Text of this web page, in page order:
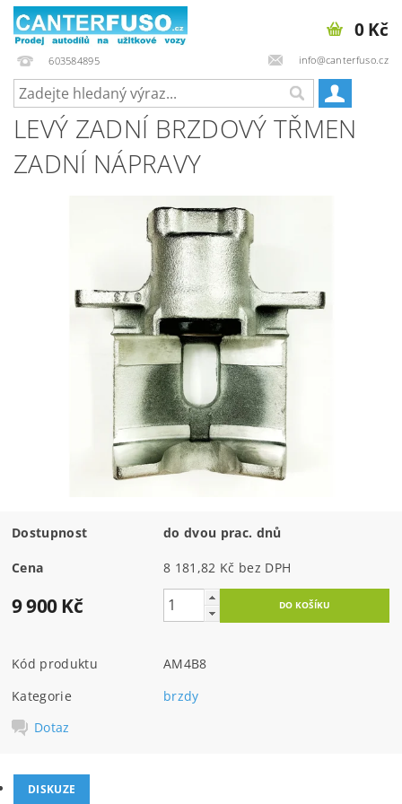
603584895 info@canterfuso.cz
0 Kč
LEVÝ ZADNÍ BRZDOVÝ TŘMEN
ZADNÍ NÁPRAVY
Dostupnost do dvou prac. dnů
Cena 8 181,82 Kč bez DPH
9 900 Kč
Kód produktu
AM4B8
Kategorie
brzdy
Dotaz
DISKUZE